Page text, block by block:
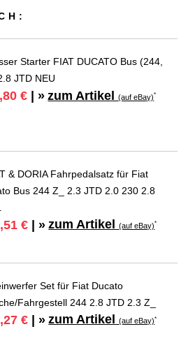
Starter FIAT DUCATO Bus (244,
JTD NEU
€ | » zum Artikel(auf eBay)*
& DORIA Fahrpedalsatz für Fiat
Bus 244 Z_ 2.3 JTD 2.0 230 2.8
€ | » zum Artikel(auf eBay)*
Set für Fiat Ducato
Fahrgestell 244 2.8 JTD 2.3 Z_
€ | » zum Artikel(auf eBay)*